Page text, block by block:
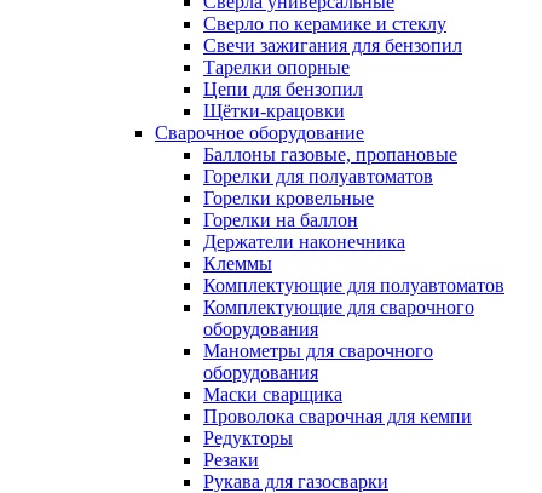
Сверло по керамике и стеклу
Свечи зажигания для бензопил
Тарелки опорные
Цепи для бензопил
Щётки-крацовки
Сварочное оборудование
Баллоны газовые, пропановые
Горелки для полуавтоматов
Горелки кровельные
Горелки на баллон
Держатели наконечника
Клеммы
Комплектующие для полуавтоматов
Комплектующие для сварочного
оборудования
Манометры для сварочного
оборудования
Маски сварщика
Проволока сварочная для кемпи
Редукторы
Резаки
Рукава для газосварки